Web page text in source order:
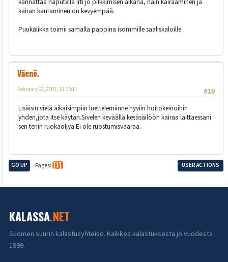
kannattaa naputella irti jo pilkkimisen aikana, näin kairaaminen ja
kairan kantaminen on kevyempää.
Puukalikka toimii samalla pappina isommille saaliskaloille.
Väenö.
#10
February 02, 2007, 13:33:11
Lisäisin vielä aikaisimpiin luettelemiinne hyviin hoitokeinoihin
yhden,jota itse käytän.Sivelen keväällä kesäsäilöön kairaa laittaessani
sen teriin ruokaöljyä.Ei ole ruostumisvaaraa.
GO UP Pages 1 USER ACTIONS
KALASSA.NET
Suomen suurin kalastusyhteisö. Kaikkea kalastuksesta jo vuodesta
1999.